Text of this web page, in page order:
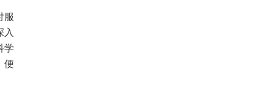
服
入
学
便